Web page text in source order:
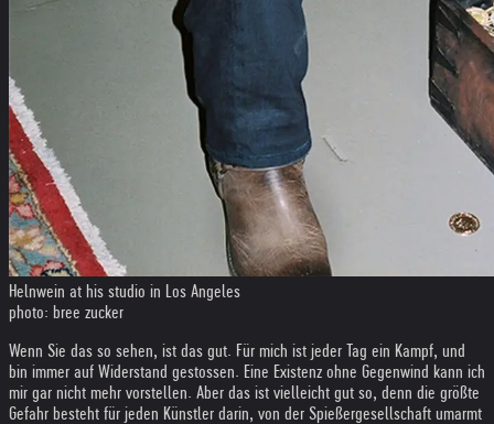
Helnwein at his studio in Los Angeles
photo: bree zucker
Wenn Sie das so sehen, ist das gut. Für mich ist jeder Tag ein Kampf, und
bin immer auf Widerstand gestossen. Eine Existenz ohne Gegenwind kann ich
mir gar nicht mehr vorstellen. Aber das ist vielleicht gut so, denn die größte
Gefahr besteht für jeden Künstler darin, von der Spießergesellschaft umarmt